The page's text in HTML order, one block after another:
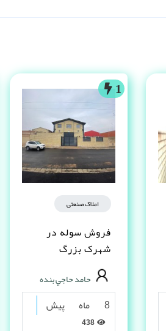
1
املاک صنعتی
فروش سوله در
شهرک بزرگ
اصفهان فاز یک
حامد حاجي بنده
8 ماه پیش